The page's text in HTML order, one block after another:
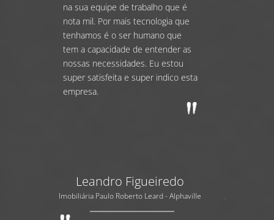
na sua equipe de trabalho que é
nota mil. Por mais tecnologia que
tenhamos é o ser humano que
tem a capacidade de entender as
nossas necessidades. Eu estou
super satisfeita e super indico esta
empresa.
Leandro Figueiredo
Imobiliária Paulo Roberto Leard - Alphaville